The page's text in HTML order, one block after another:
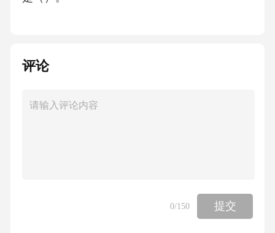
B.提高效率
9.下列关于企业内部控制制度的评价，不正确的
评论
0/150 提交